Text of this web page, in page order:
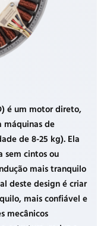
é um motor direto,
máquinas de
de 8-25 kg). Ela
sem cintos ou
mais tranquilo
deste design é criar
mais confiável e
mecânicos